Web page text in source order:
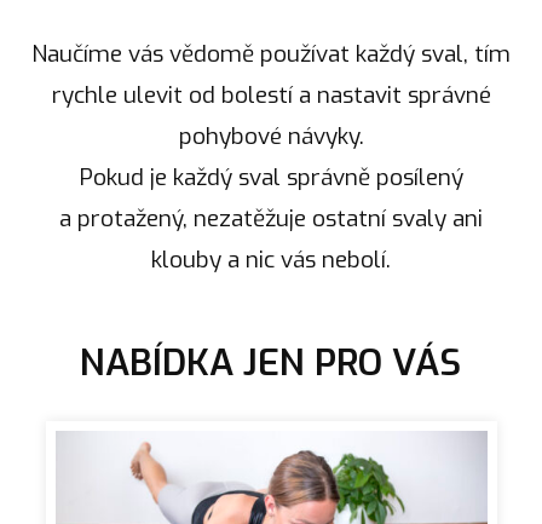
Naučíme vás vědomě používat každý sval, tím
rychle ulevit od bolestí a nastavit správné
pohybové návyky.
Pokud je každý sval správně posílený
a protažený, nezatěžuje ostatní svaly ani
klouby a nic vás nebolí.
NABÍDKA JEN PRO VÁS